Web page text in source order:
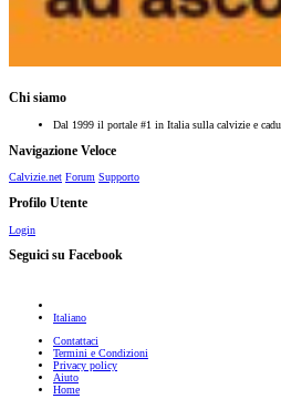
Chi siamo
Dal 1999 il portale #1 in Italia sulla calvizie e
Navigazione Veloce
Calvizie.net Forum Supporto
Profilo Utente
Login
Seguici su Facebook
Italiano
Contattaci
Termini e Condizioni
Privacy policy
Aiuto
Home